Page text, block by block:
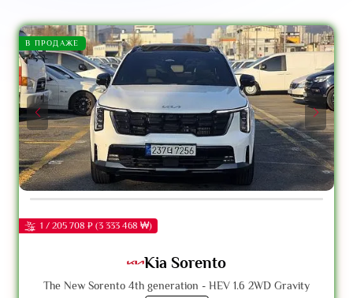
В ПРОДАЖЕ
1 / 205 708 ₽ (3 333 468 ₩)
Kia Sorento
The New Sorento 4th generation - HEV 1.6 2WD Gravity